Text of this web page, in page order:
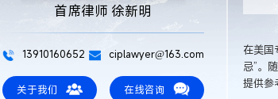
首席律师 徐新明
13910160652 ciplawyer@163.com
关于我们 在线咨询
在美国
忌”。
提供参